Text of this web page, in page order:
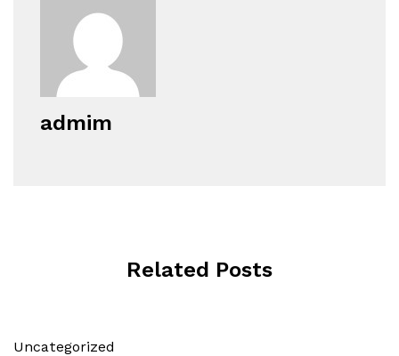
admim
Related Posts
Uncategorized